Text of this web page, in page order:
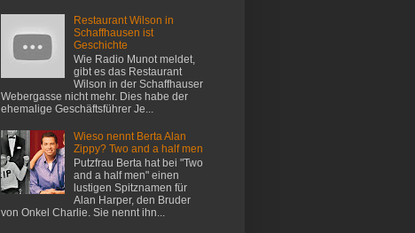
Restaurant Wilson in
Schaffhausen ist
Geschichte
Wie Radio Munot meldet,
gibt es das Restaurant
Wilson in der Schaffhauser
Webergasse nicht mehr. Dies habe der
ehemalige Geschäftsführer Je...
Wieso nennt Berta Alan
Zippy? Two and a half men
Putzfrau Berta hat bei "Two
and a half men" einen
lustigen Spitznamen für
Alan Harper, den Bruder
von Onkel Charlie. Sie nennt ihn...